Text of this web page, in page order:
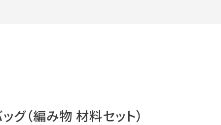
グ（編み物 材料セット）